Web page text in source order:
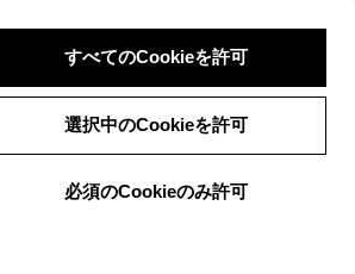
すべてのCookieを許可
選択中のCookieを許可
必須のCookieのみ許可
ログイン 検索 メニュー
メニュー